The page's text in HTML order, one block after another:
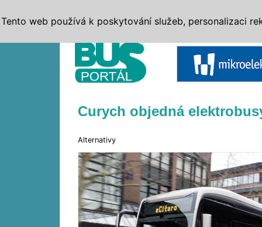
Curych objedná
Alternativy
Tento web používá k poskytování služeb, personalizaci